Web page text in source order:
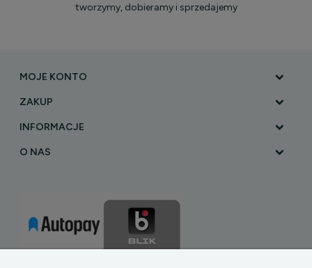
tworzymy, dobieramy i sprzedajemy
MOJE KONTO
ZAKUP
INFORMACJE
O NAS